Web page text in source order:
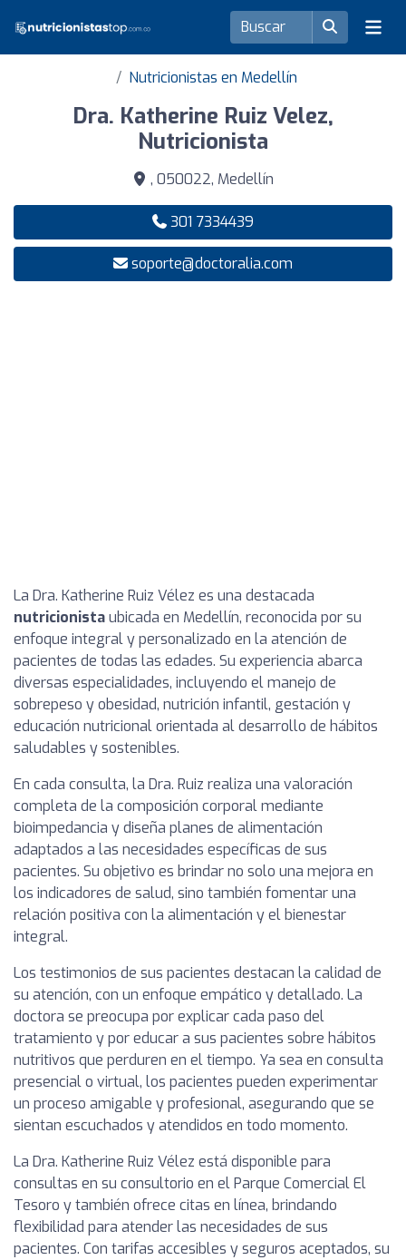
Nutricionistas en Medellín
Dra. Katherine Ruiz Velez,
Nutricionista
, 050022, Medellín
301 7334439
soporte@doctoralia.com
La Dra. Katherine Ruiz Vélez es una destacada
nutricionistaubicada en Medellín, reconocida por su
enfoque integral y personalizado en la atención de
pacientes de todas las edades. Su experiencia abarca
diversas especialidades, incluyendo el manejo de
sobrepeso y obesidad, nutrición infantil, gestación y
educación nutricional orientada al desarrollo de hábitos
saludables y sostenibles.
En cada consulta, la Dra. Ruiz realiza una valoración
completa de la composición corporal mediante
bioimpedancia y diseña planes de alimentación
adaptados a las necesidades específicas de sus
pacientes. Su objetivo es brindar no solo una mejora en
los indicadores de salud, sino también fomentar una
relación positiva con la alimentación y el bienestar
integral.
Los testimonios de sus pacientes destacan la calidad de
su atención, con un enfoque empático y detallado. La
doctora se preocupa por explicar cada paso del
tratamiento y por educar a sus pacientes sobre hábitos
nutritivos que perduren en el tiempo. Ya sea en consulta
presencial o virtual, los pacientes pueden experimentar
un proceso amigable y profesional, asegurando que se
sientan escuchados y atendidos en todo momento.
La Dra. Katherine Ruiz Vélez está disponible para
consultas en su consultorio en el Parque Comercial El
Tesoro y también ofrece citas en línea, brindando
flexibilidad para atender las necesidades de sus
pacientes. Con tarifas accesibles y seguros aceptados, su